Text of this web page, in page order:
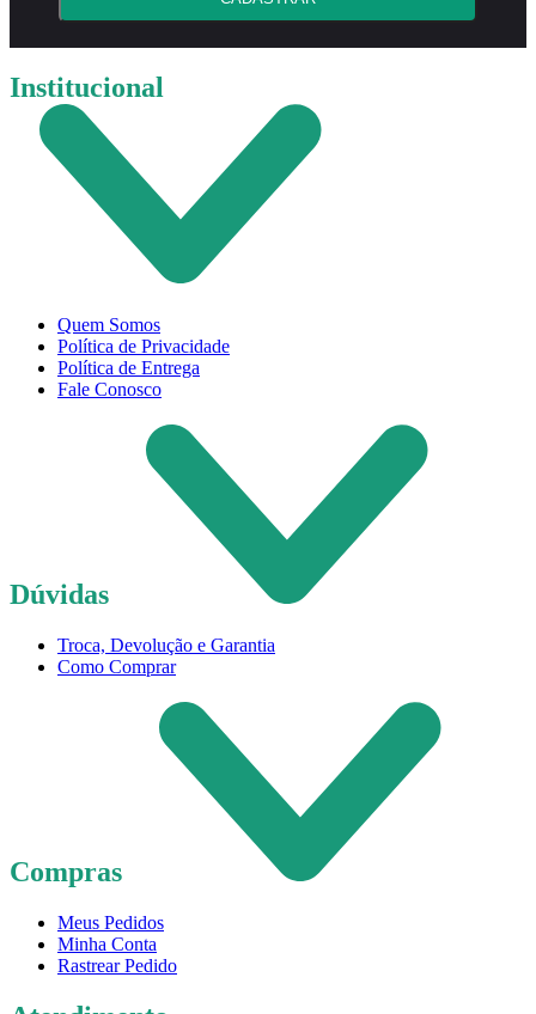
Institucional
Quem Somos
Política de Privacidade
Política de Entrega
Fale Conosco
Dúvidas
Troca, Devolução e Garantia
Como Comprar
Compras
Meus Pedidos
Minha Conta
Rastrear Pedido